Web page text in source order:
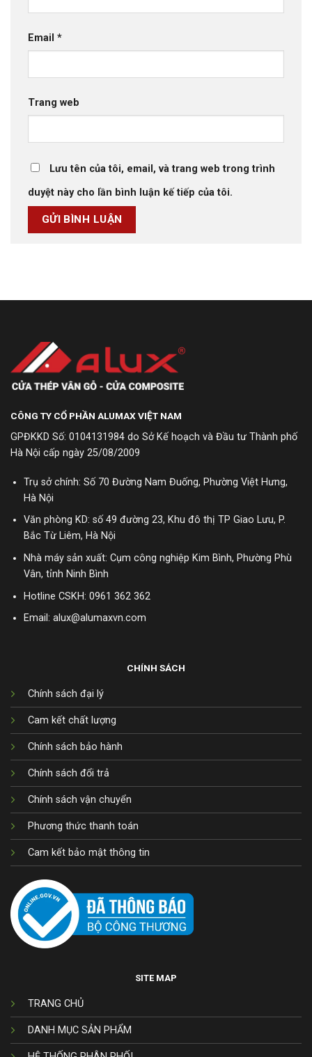
Email *
Trang web
Lưu tên của tôi, email, và trang web trong trình
duyệt này cho lần bình luận kế tiếp của tôi.
CÔNG TY CỔ PHẦN ALUMAX VIỆT NAM
GPĐKKD Số: 0104131984 do Sở Kế hoạch và Đầu tư Thành phố
Hà Nội cấp ngày 25/08/2009
Trụ sở chính: Số 70 Đường Nam Đuống, Phường Việt Hưng,
Hà Nội
Văn phòng KD: số 49 đường 23, Khu đô thị TP Giao Lưu, P.
Bắc Từ Liêm, Hà Nội
Nhà máy sản xuất: Cụm công nghiệp Kim Bình, Phường Phù
Vân, tỉnh Ninh Bình
Hotline CSKH: 0961 362 362
Email: alux@alumaxvn.com
CHÍNH SÁCH
Chính sách đại lý
Cam kết chất lượng
Chính sách bảo hành
Chính sách đổi trả
Chính sách vận chuyển
Phương thức thanh toán
Cam kết bảo mật thông tin
SITE MAP
TRANG CHỦ
DANH MỤC SẢN PHẨM